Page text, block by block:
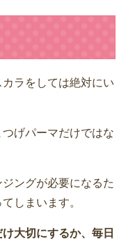
ラをしては絶対にい
げパーマだけではな
ングが必要になるた
しまいます。
大切にするか、毎日